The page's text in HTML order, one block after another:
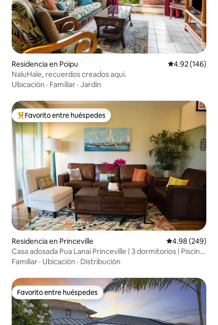
Residencia en Poipu Calificación
4.92 (146)
NaluHale, recuerdos creados aquí.
Ubicación · Familiar · Jardín
De los mejores en Favorito entre huéspedes
Favorito entre huéspedes
Residencia en Princeville Calificación
4.98 (249)
Casa adosada Pua Lanai Princeville | 3 dormitorios | Piscina
| Aire acondicionado
Familiar · Ubicación · Distribución
Favorito entre huéspedes
Favorito entre huéspedes